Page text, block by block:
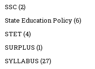
SSC (2)
State Education Policy(6)
STET(4)
SURPLUS (1)
SYLLABUS (27)